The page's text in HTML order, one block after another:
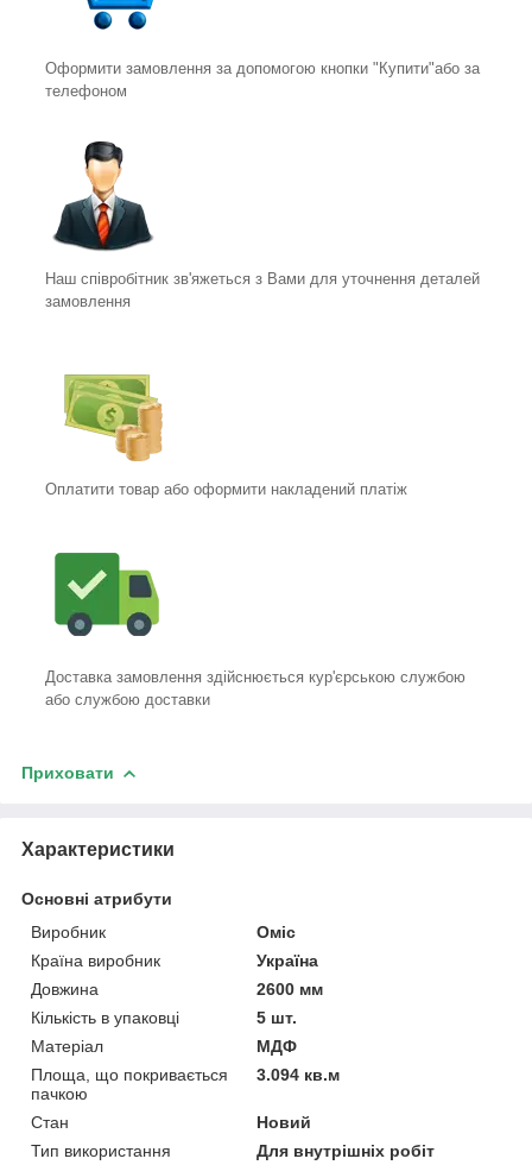
Оформити замовлення за допомогою кнопки "Купити"або за
телефоном
Наш співробітник зв'яжеться з Вами для уточнення деталей
замовлення
Оплатити товар або оформити накладений платіж
Доставка замовлення здійснюється кур'єрською службою
або службою доставки
Приховати
Характеристики
Основні атрибути
Виробник
Оміс
Країна виробник
Україна
Довжина
2600 мм
Кількість в упаковці
5 шт.
Матеріал
МДФ
Площа, що покривається
пачкою
3.094 кв.м
Стан
Новий
Тип використання
Для внутрішніх робіт